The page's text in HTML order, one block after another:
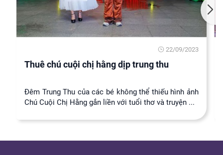
22/09/2023
Thuê chú cuội chị hằng dịp trung thu
Đêm Trung Thu của các bé không thể thiếu hình ảnh
Chú Cuội Chị Hằng gắn liền với tuổi thơ và truyện ...